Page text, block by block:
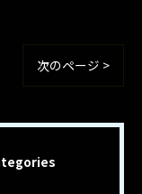
次のページ >